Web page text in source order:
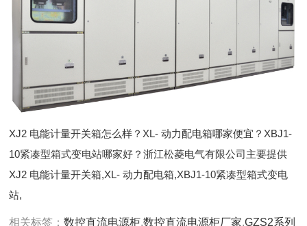
XJ2 电能计量开关箱怎么样？XL- 动力配电箱哪家便宜？XBJ1-
10紧凑型箱式变电站哪家好？浙江松菱电气有限公司主要提供
XJ2 电能计量开关箱,XL- 动力配电箱,XBJ1-10紧凑型箱式变电
站,
相关标签：数控直流电源柜,数控直流电源柜厂家,GZS2系列